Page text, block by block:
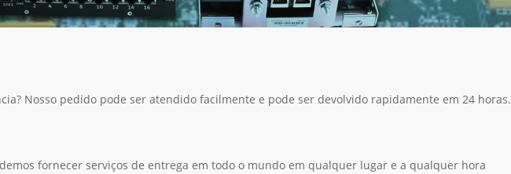
Nosso pedido pode ser atendido facilmente e pode ser devolvido rapidamente em 24 horas.
fornecer serviços de entrega em todo o mundo em qualquer lugar e a qualquer hora